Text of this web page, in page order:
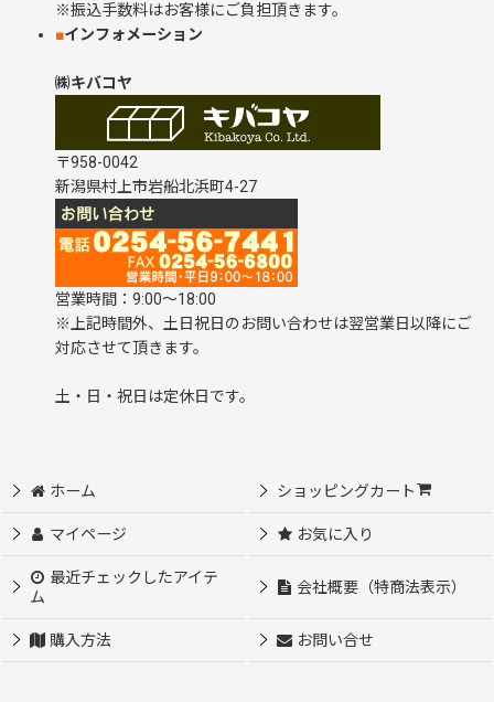
※振込手数料はお客様にご負担頂きます。
■インフォメーション
㈱キバコヤ
〒958-0042
新潟県村上市岩船北浜町4-27
営業時間：9:00～18:00
※上記時間外、土日祝日のお問い合わせは翌営業日以降にご
対応させて頂きます。
土・日・祝日は定休日です。
ホーム ショッピングカート
マイページ お気に入り
最近チェックしたアイテ
ム
会社概要（特商法表示）
購入方法 お問い合せ